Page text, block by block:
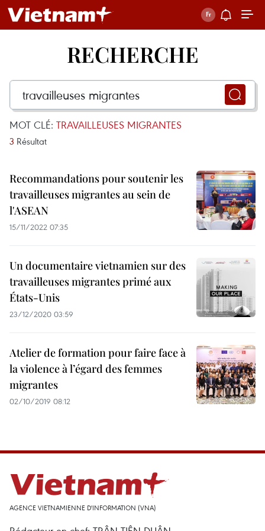
RECHERCHE
MOT CLÉ: TRAVAILLEUSES MIGRANTES
3 Résultat
Recommandations pour soutenir les
travailleuses migrantes au sein de
l'ASEAN
15/11/2022 07:35
Un documentaire vietnamien sur des
travailleuses migrantes primé aux
États-Unis
23/12/2020 03:59
Atelier de formation pour faire face à
la violence à l’égard des femmes
migrantes
02/10/2019 08:12
AGENCE VIETNAMIENNE D'INFORMATION (VNA)